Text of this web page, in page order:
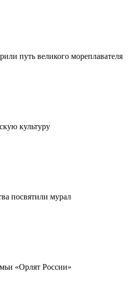
путь великого мореплавателя
культуру
посвятили мурал
«Орлят России»